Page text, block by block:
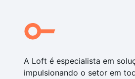
A Loft é especialista em
impulsionando o setor em